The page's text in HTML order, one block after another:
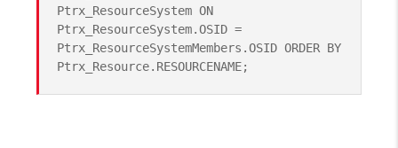
Ptrx_ResourceSystem ON
Ptrx_ResourceSystem.OSID =
Ptrx_ResourceSystemMembers.OSID ORDER BY
Ptrx_Resource.RESOURCENAME;